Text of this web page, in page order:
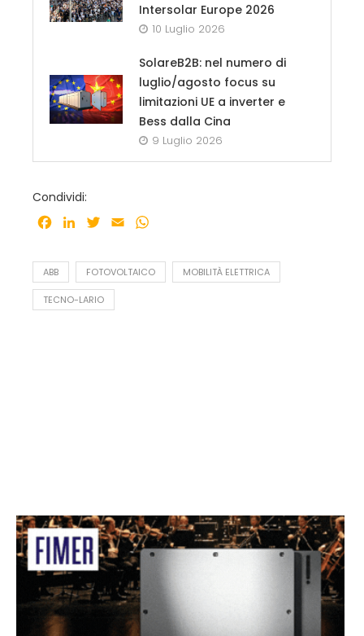
Intersolar Europe 2026
10 Luglio 2026
SolareB2B: nel numero di
luglio/agosto focus su
limitazioni UE a inverter e
Bess dalla Cina
9 Luglio 2026
Condividi:
Facebook
LinkedInTwitter
Email
ABB FOTOVOLTAICO MOBILITÀ ELETTRICA
TECNO-LARIO